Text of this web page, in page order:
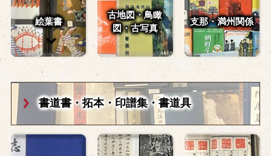
絵葉書
古地図・鳥瞰
図・古写真
支那・満州関係
書道書・拓本・印譜集・書道具